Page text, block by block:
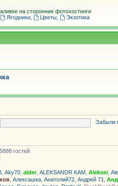
на сторонние фотохостинги
Ягодники Цветы Экзотика
Забыли
гостей
Aky70 alder, ALEKSANDR KAM Aleksei
Алексашка Анатолий72 Андрей 71